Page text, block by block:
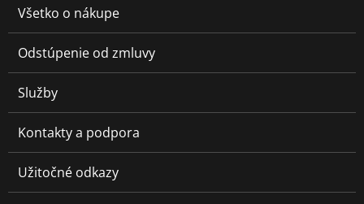
Všetko o nákupe
Odstúpenie od zmluvy
Služby
Kontakty a podpora
Užitočné odkazy